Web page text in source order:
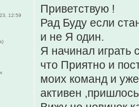
Приветствую !
Рад Буду если
и не Я один.
Я начинал играть
что Приятно и
моих команд и
активен
12:59